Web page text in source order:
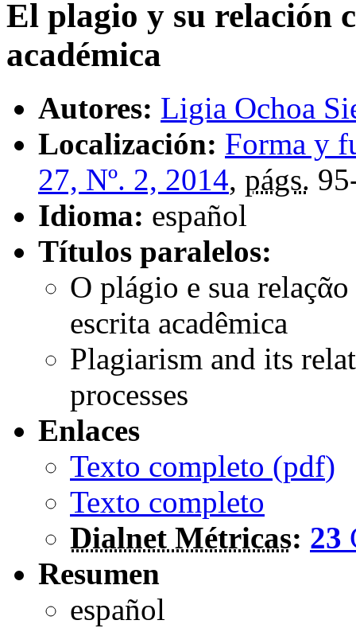
El plagio y su relación
académica
Autores: Ligia Ochoa
Localización: Forma y
27, Nº. 2, 2014, págs.
Idioma: español
Títulos paralelos:
O plágio e sua
escrita acadêmica
Plagiarism and its
processes
Enlaces
Texto completo (pdf)
Texto completo
Dialnet Métricas: 23
Resumen
español